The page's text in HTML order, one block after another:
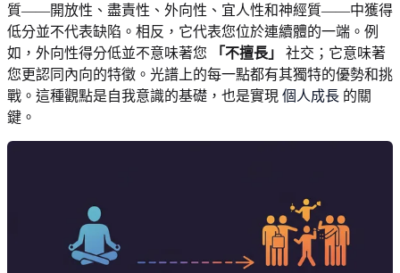
質——開放性、盡責性、外向性、宜人性和神經質——中獲得
低分並不代表缺陷。相反，它代表您位於連續體的一端。例
如，外向性得分低並不意味著您
「不擅長」
社交；它意味著
您更認同內向的特徵。光譜上的每一點都有其獨特的優勢和挑
戰。這種觀點是自我意識的基礎，也是實現 個人成長 的關
鍵。